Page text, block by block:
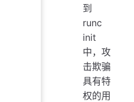
到
runc
init
中，攻
击欺骗
具有特
权的用